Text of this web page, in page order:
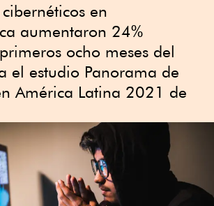
en
aumentaron 24%
ocho meses del
el estudio Panorama de
América Latina 2021 de